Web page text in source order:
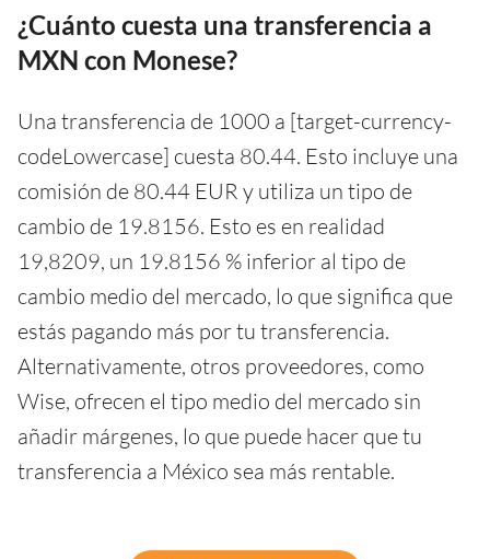
¿Cuánto cuesta una transferencia a
MXN con Monese?
Una transferencia de 1000 a [target-currency-
codeLowercase] cuesta 80.44. Esto incluye una
comisión de 80.44 EUR y utiliza un tipo de
cambio de 19.8156. Esto es en realidad
19,8209, un 19.8156 % inferior al tipo de
cambio medio del mercado, lo que significa que
estás pagando más por tu transferencia.
Alternativamente, otros proveedores, como
Wise, ofrecen el tipo medio del mercado sin
añadir márgenes, lo que puede hacer que tu
transferencia a México sea más rentable.